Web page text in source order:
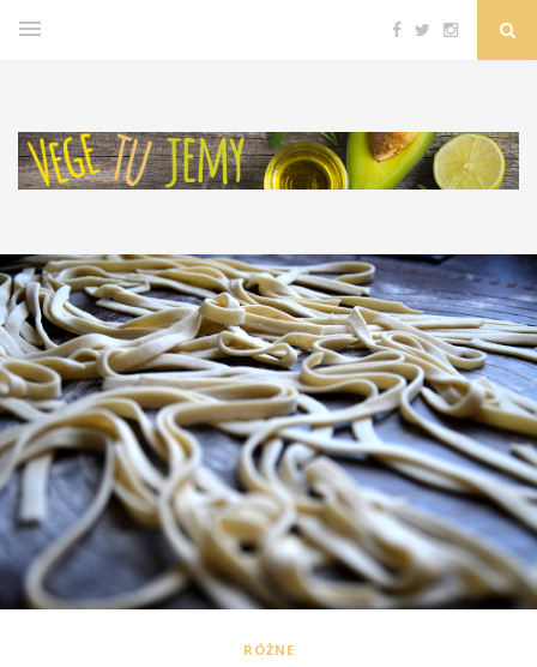
RÓŻNE